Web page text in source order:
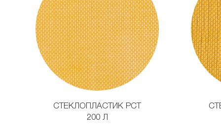
СТЕКЛОПЛАСТИК РСТ
200 Л